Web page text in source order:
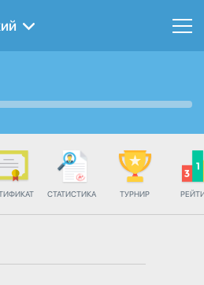
СТАТИСТИКА ТУРНИР